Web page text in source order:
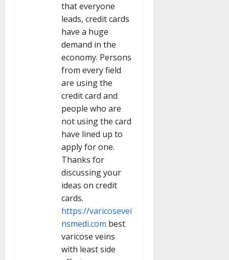
that everyone
leads, credit cards
have a huge
demand in the
economy. Persons
from every field
are using the
credit card and
people who are
not using the card
have lined up to
apply for one.
Thanks for
discussing your
ideas on credit
cards.
https://varicosevei
nsmedi.com best
varicose veins
with least side